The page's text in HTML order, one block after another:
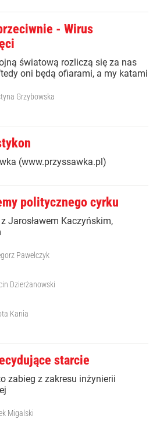
- Wirus
światową rozliczą się za nas
oni będą ofiarami, a my katami
Grzybowska
(www.przyssawka.pl)
politycznego cyrku
Jarosławem Kaczyńskim,
Pawelczyk
Dzierżanowski
Kania
starcie
zabieg z zakresu inżynierii
Migalski